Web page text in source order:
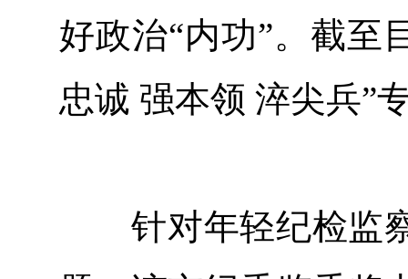
好政治“内功”。截至
忠诚 强本领 淬尖兵”
针对年轻纪检监察